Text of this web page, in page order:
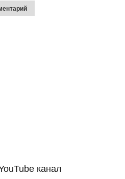
канал